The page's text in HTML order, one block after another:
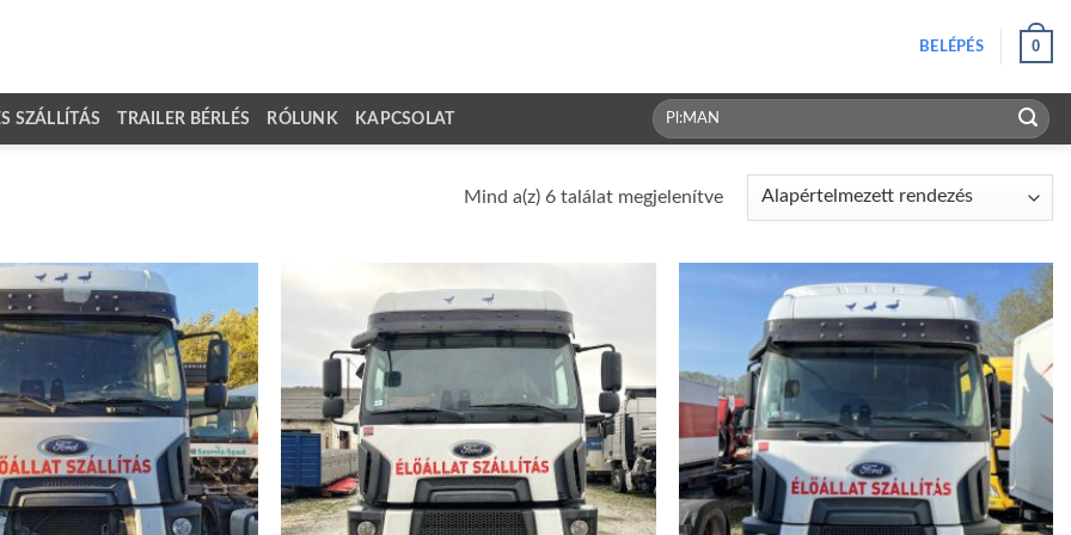
BELÉPÉS 0
SZÁLLÍTÁS TRAILER BÉRLÉS RÓLUNK KAPCSOLAT
Keresés
a
Mind a(z) 6 találat megjelenítve